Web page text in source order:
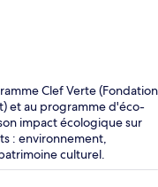
Clef Verte (Fondation
et au programme d'éco-
impact écologique sur
: environnement,
culturel.